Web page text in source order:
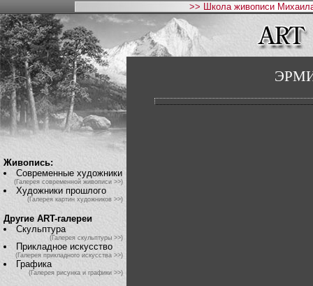
>> Школа живописи
Живопись:
Современные художники
(Галерея современной живописи >>)
Художники прошлого
(Галерея картин художников >>)
Другие ART-галереи
Скульптура
(Галерея скульптуры >>)
Прикладное искусство
(Галерея прикладного искусства >>)
Графика
(Галерея рисунка и графики >>)